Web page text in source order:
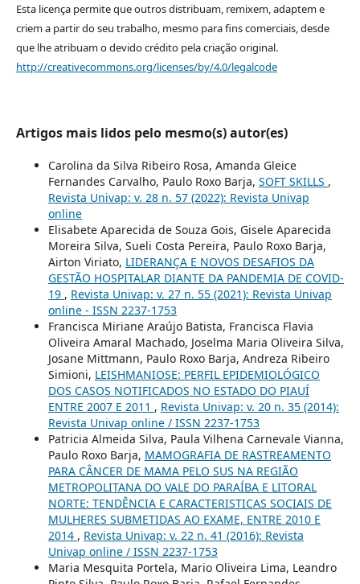
Esta licença permite que outros distribuam, remixem, adaptem e
criem a partir do seu trabalho, mesmo para fins comerciais, desde
que lhe atribuam o devido crédito pela criação original.
http://creativecommons.org/licenses/by/4.0/legalcode
Artigos mais lidos pelo mesmo(s) autor(es)
Carolina da Silva Ribeiro Rosa, Amanda Gleice
Fernandes Carvalho, Paulo Roxo Barja, SOFT SKILLS ,
Revista Univap: v. 28 n. 57 (2022): Revista Univap
online
Elisabete Aparecida de Souza Gois, Gisele Aparecida
Moreira Silva, Sueli Costa Pereira, Paulo Roxo Barja,
Airton Viriato, LIDERANÇA E NOVOS DESAFIOS DA
GESTÃO HOSPITALAR DIANTE DA PANDEMIA DE COVID-
19 , Revista Univap: v. 27 n. 55 (2021): Revista Univap
online - ISSN 2237-1753
Francisca Miriane Araújo Batista, Francisca Flavia
Oliveira Amaral Machado, Joselma Maria Oliveira Silva,
Josane Mittmann, Paulo Roxo Barja, Andreza Ribeiro
Simioni, LEISHMANIOSE: PERFIL EPIDEMIOLÓGICO
DOS CASOS NOTIFICADOS NO ESTADO DO PIAUÍ
ENTRE 2007 E 2011 , Revista Univap: v. 20 n. 35 (2014):
Revista Univap online / ISSN 2237-1753
Patricia Almeida Silva, Paula Vilhena Carnevale Vianna,
Paulo Roxo Barja, MAMOGRAFIA DE RASTREAMENTO
PARA CÂNCER DE MAMA PELO SUS NA REGIÃO
METROPOLITANA DO VALE DO PARAÍBA E LITORAL
NORTE: TENDÊNCIA E CARACTERISTICAS SOCIAIS DE
MULHERES SUBMETIDAS AO EXAME, ENTRE 2010 E
2014 , Revista Univap: v. 22 n. 41 (2016): Revista
Univap online / ISSN 2237-1753
Maria Mesquita Portela, Mario Oliveira Lima, Leandro